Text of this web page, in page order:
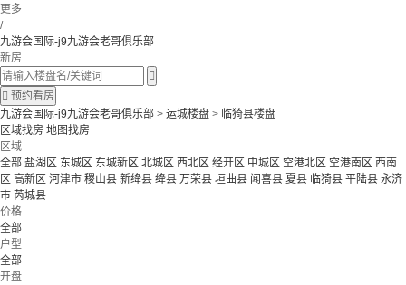
更多
/
九游会国际-j9九游会老哥俱乐部
新房

 预约看房
九游会国际-j9九游会老哥俱乐部 > 运城楼盘 > 临猗县楼盘
区域找房 地图找房
区域
全部 盐湖区 东城区 东城新区 北城区 西北区 经开区 中城区 空港北区 空港南区 西南
区 高新区 河津市 稷山县 新绛县 绛县 万荣县 垣曲县 闻喜县 夏县 临猗县 平陆县 永济
市 芮城县
价格
全部
户型
全部
开盘